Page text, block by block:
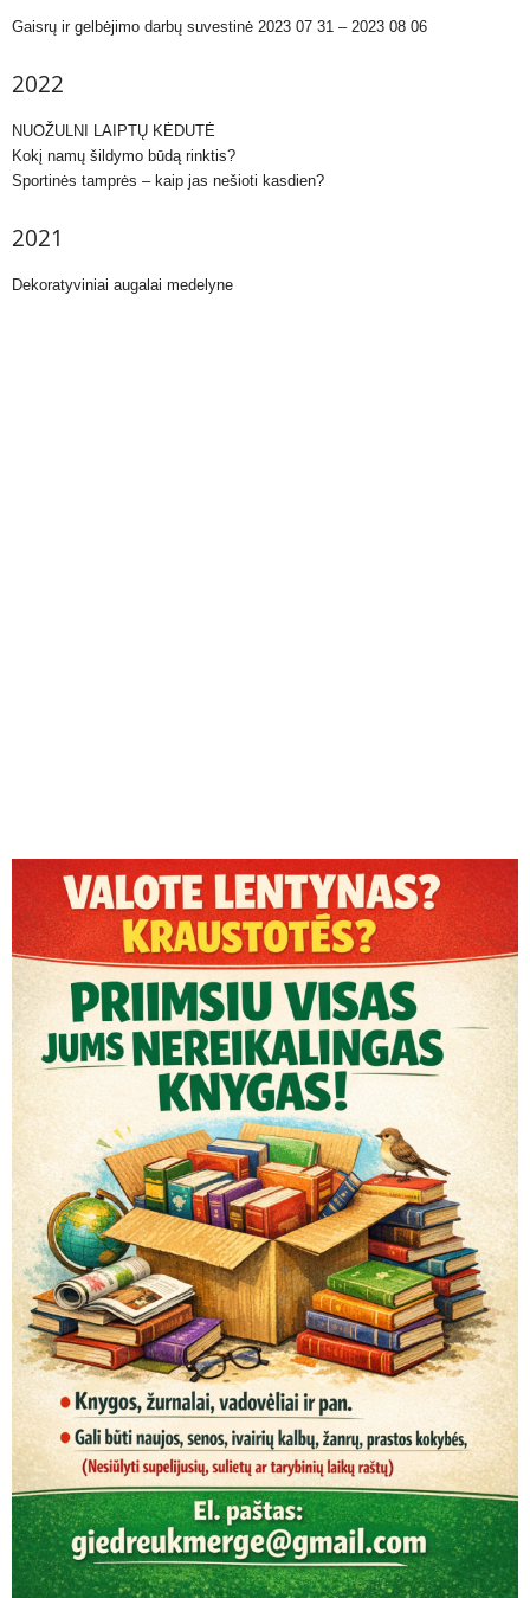
Gaisrų ir gelbėjimo darbų suvestinė 2023 07 31 – 2023 08 06
2022
NUOŽULNI LAIPTŲ KĖDUTĖ
Kokį namų šildymo būdą rinktis?
Sportinės tamprės – kaip jas nešioti kasdien?
2021
Dekoratyviniai augalai medelyne